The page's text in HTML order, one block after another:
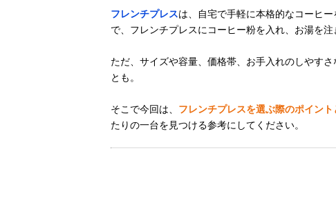
フレンチプレスは、自宅で手軽に本格的なコーヒ
で、フレンチプレスにコーヒー粉を入れ、お湯を注
ただ、サイズや容量、価格帯、お手入れのしやす
とも。
そこで今回は、 フレンチプレスを選ぶ際のポイン
たりの一台を見つける参考にしてください。